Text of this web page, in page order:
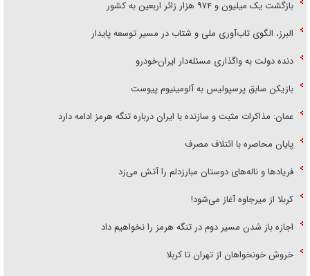
بازگشت یک میلیون و ۹۷۴ هزار زائر اربعین به کشور
البرز، الگوی تاب‌آوری ملی و شتاب در مسیر توسعه پایدار
دنده دولت به واگذاری مسئله‌دار ایران‌خودرو
بازیکن سابق پرسپولیس به آلومینیوم پیوست
عمان: مذاکرات مثبت و سازنده با ایران درباره تنگه هرمز ادامه دارد
پایان محاصره با ائتلاف مصرف
فریاد‌ها و ناله‌های دوستان مبارزدلم را آتش می‌زد
کربلا از میرجاوه آغاز می‌شود!
اجازه باز شدن مسیر دوم در تنگه هرمز را نخواهیم داد
خروش خونخواهان از تهران تا کربلا